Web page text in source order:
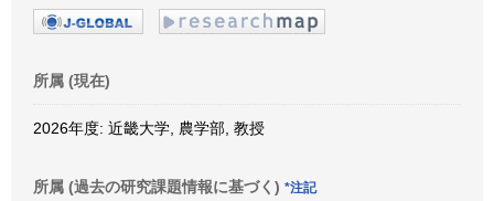
所属 (現在)
2026年度: 近畿大学, 農学部, 教授
所属 (過去の研究課題情報に基づく) *注記